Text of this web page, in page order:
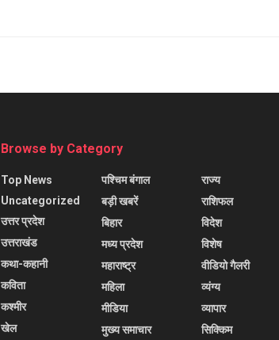
Browse by Category
Top News
Uncategorized
उत्तर प्रदेश
उत्तराखंड
कथा-कहानी
कविता
कश्मीर
खेल
पश्चिम बंगाल
बड़ी खबरें
बिहार
मध्य प्रदेश
महाराष्ट्र
महिला
मीडिया
मुख्य समाचार
राज्य
राशिफल
विदेश
विशेष
वीडियो गैलरी
व्यंग्य
व्यापार
सिक्किम